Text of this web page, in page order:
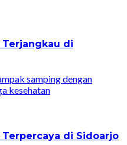
Terjangkau di
di Sidoarjo